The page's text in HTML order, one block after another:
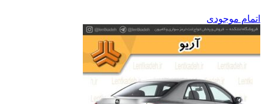
اتمام موجودی